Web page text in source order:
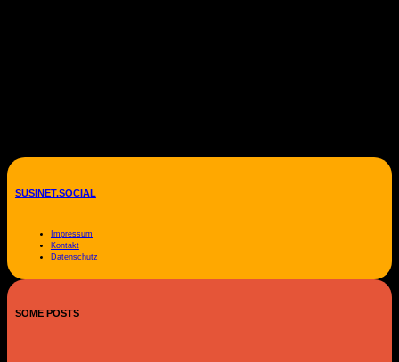
SUSINET.SOCIAL
Impressum
Kontakt
Datenschutz
SOME POSTS